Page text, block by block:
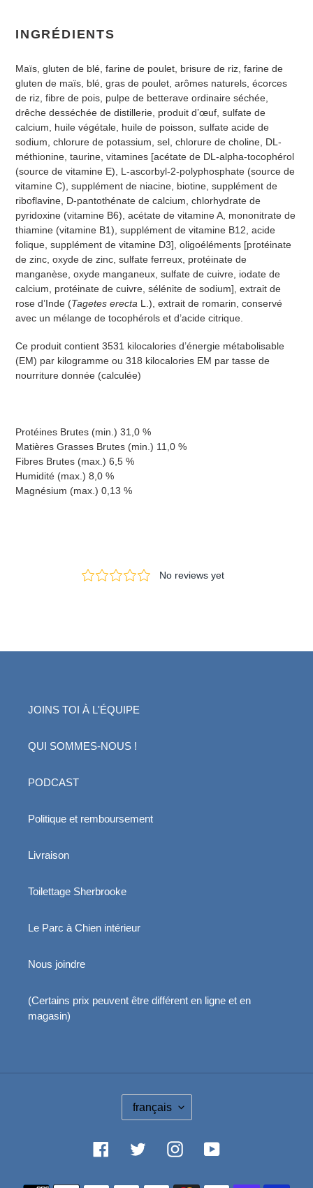
INGRÉDIENTS
Maïs, gluten de blé, farine de poulet, brisure de riz, farine de
gluten de maïs, blé, gras de poulet, arômes naturels, écorces
de riz, fibre de pois, pulpe de betterave ordinaire séchée,
drêche desséchée de distillerie, produit d’œuf, sulfate de
calcium, huile végétale, huile de poisson, sulfate acide de
sodium, chlorure de potassium, sel, chlorure de choline, DL-
méthionine, taurine, vitamines [acétate de DL-alpha-tocophérol
(source de vitamine E), L-ascorbyl-2-polyphosphate (source de
vitamine C), supplément de niacine, biotine, supplément de
riboflavine, D-pantothénate de calcium, chlorhydrate de
pyridoxine (vitamine B6), acétate de vitamine A, mononitrate de
thiamine (vitamine B1), supplément de vitamine B12, acide
folique, supplément de vitamine D3], oligoéléments [protéinate
de zinc, oxyde de zinc, sulfate ferreux, protéinate de
manganèse, oxyde manganeux, sulfate de cuivre, iodate de
calcium, protéinate de cuivre, sélénite de sodium], extrait de
rose d’Inde (Tagetes erecta L.), extrait de romarin, conservé
avec un mélange de tocophérols et d’acide citrique.
Ce produit contient 3531 kilocalories d’énergie métabolisable
(EM) par kilogramme ou 318 kilocalories EM par tasse de
nourriture donnée (calculée)
Protéines Brutes (min.) 31,0 %
Matières Grasses Brutes (min.) 11,0 %
Fibres Brutes (max.) 6,5 %
Humidité (max.) 8,0 %
Magnésium (max.) 0,13 %
JOINS TOI À L'ÉQUIPE
QUI SOMMES-NOUS !
PODCAST
Politique et remboursement
Livraison
Toilettage Sherbrooke
Le Parc à Chien intérieur
Nous joindre
(Certains prix peuvent être différent en ligne et en
magasin)
L
G
U
français
Facebook Twitter InstagramYouTube
Moyens